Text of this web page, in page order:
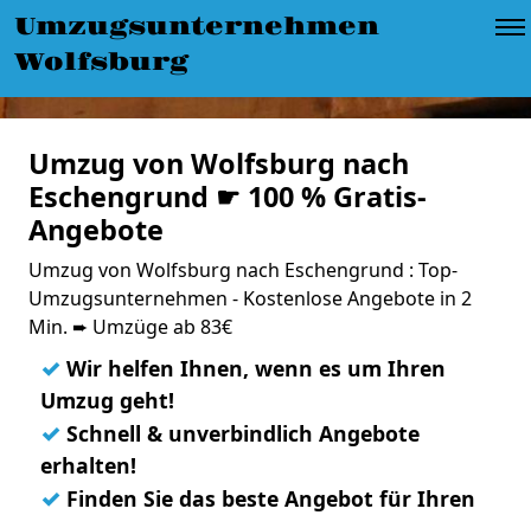
Umzugsunternehmen
Wolfsburg
Umzug von Wolfsburg nach
Eschengrund ☛ 100 % Gratis-
Angebote
Umzug von Wolfsburg nach Eschengrund : Top-
Umzugsunternehmen - Kostenlose Angebote in 2
Min. ➨ Umzüge ab 83€
✓ Wir helfen Ihnen, wenn es um Ihren
Umzug geht!
✓ Schnell & unverbindlich Angebote
erhalten!
✓ Finden Sie das beste Angebot für Ihren